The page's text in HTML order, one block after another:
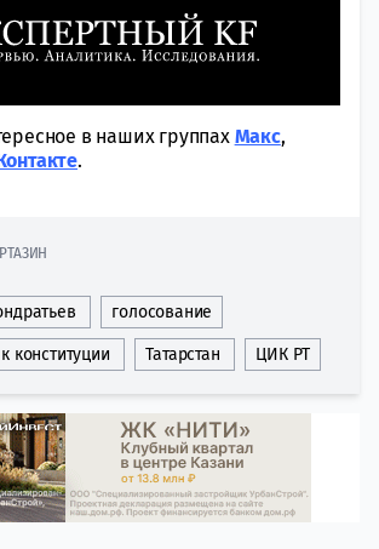
в наших группах Макс,
.
голосование
конституции Татарстан ЦИК РТ